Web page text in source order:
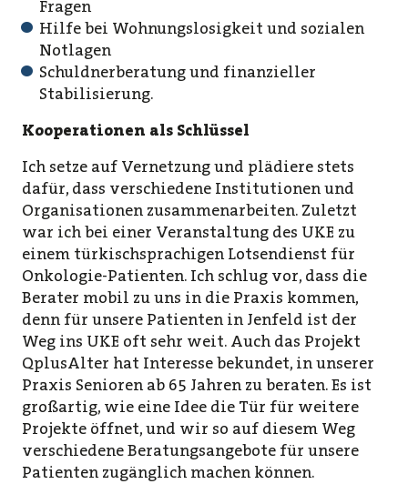
Fragen
Hilfe bei Wohnungslosigkeit und sozialen
Notlagen
Schuldnerberatung und finanzieller
Stabilisierung.
Kooperationen als Schlüssel
Ich setze auf Vernetzung und plädiere stets
dafür, dass verschiedene Institutionen und
Organisationen zusammenarbeiten. Zuletzt
war ich bei einer Veranstaltung des UKE zu
einem türkischsprachigen Lotsendienst für
Onkologie-Patienten. Ich schlug vor, dass die
Berater mobil zu uns in die Praxis kommen,
denn für unsere Patienten in Jenfeld ist der
Weg ins UKE oft sehr weit. Auch das Projekt
QplusAlter hat Interesse bekundet, in unserer
Praxis Senioren ab 65 Jahren zu beraten. Es ist
großartig, wie eine Idee die Tür für weitere
Projekte öffnet, und wir so auf diesem Weg
verschiedene Beratungsangebote für unsere
Patienten zugänglich machen können.